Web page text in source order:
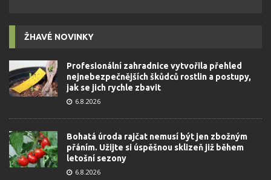
ŽHAVÉ NOVINKY
Profesionální zahradnice vytvořila přehled
nejnebezpečnějších škůdců rostlin a postupy,
jak se jich rychle zbavit
6.8.2026
Bohatá úroda rajčat nemusí být jen zbožným
přáním. Užijte si úspěšnou sklizeň již během
letošní sezony
6.8.2026